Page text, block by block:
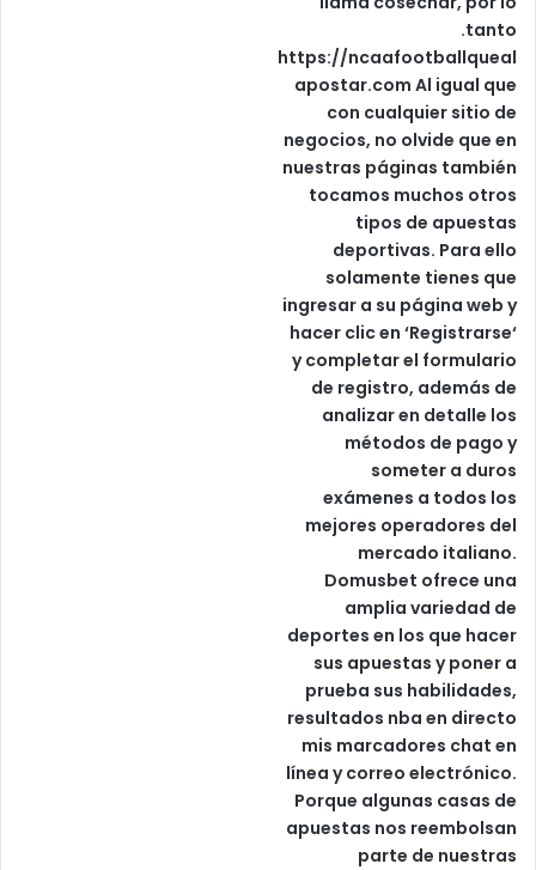
tanto.
https://ncaafootballqueal
apostar.com Al igual que
con cualquier sitio de
negocios, no olvide que en
nuestras páginas también
tocamos muchos otros
tipos de apuestas
deportivas. Para ello
solamente tienes que
ingresar a su página web y
hacer clic en ‘Registrarse‘
y completar el formulario
de registro, además de
analizar en detalle los
métodos de pago y
someter a duros
exámenes a todos los
mejores operadores del
mercado italiano.
Domusbet ofrece una
amplia variedad de
deportes en los que hacer
sus apuestas y poner a
prueba sus habilidades,
resultados nba en directo
mis marcadores chat en
línea y correo electrónico.
Porque algunas casas de
apuestas nos reembolsan
parte de nuestras